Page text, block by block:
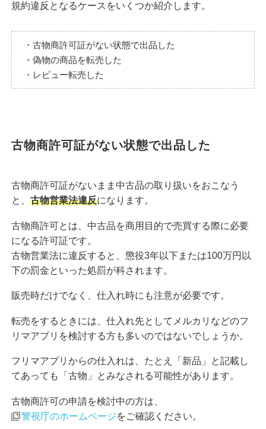
規約違反となるケースをいくつか紹介します。
・古物商許可証がない状態で出品した
・偽物の商品を転売した
・レビュー転売した
古物商許可証がない状態で出品した
古物商許可証がないまま中古品の取り扱いをおこなう
と、 古物営業法違反になります。
古物商許可とは、中古品を商用目的で売買する際に必要
になる許可証です。
古物営業法に違反すると、懲役3年以下または100万円以
下の罰金といった処罰が科されます。
販売時だけでなく、仕入れ時にも注意が必要です。
転売をするときには、仕入れ先としてメルカリなどのフ
リマアプリを検討する方も多いのではないでしょうか。
フリマアプリからの仕入れは、たとえ「新品」と記載し
てあっても「古物」とみなされる可能性があります。
古物商許可の申請を検討中の方は、
警視庁のホームページをご確認ください。